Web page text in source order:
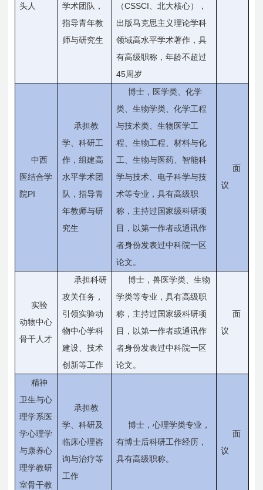
头人
学术团队，
指导青年教
师与研究生
（CSSCI 、北大核心），
出版马克思主义理论学科
领域高水平学术著作，具
有高级职称，年龄不超过
45周岁
中西
医结合学
院PI
承担教
学、科研工
作，组建高
水平学术团
队，指导青
年教师与研
究生
博士，医学类、化学
类、生物学类、化学工程
与技术类、生物医学工
程、生物工程、材料与化
工、生物与医药、智能科
学与技术、电子科学与技
术等专业，具有高级职
称，主持过国家级科研项
目，以第一作者或通讯作
者身份发表过中科院一区
论文。
面
议
实验
动物中心
骨干人才
承担科研
攻关任务，
引领实验动
物中心学科
建设、技术
创新等工作
博士，兽医学类、生物
学类等专业，具有高级职
称，主持过国家级科研项
目，以第一作者或通讯作
者身份发表过中科院一区
论文。
面
议
精神
卫生与心
理学系医
学心理学
与康养心
理学教研
室骨干教
承担教
学、科研及
临床心理咨
询与治疗等
工作
博士，心理学类专业，
有博士后科研工作经历，
具有高级职称。
面
议